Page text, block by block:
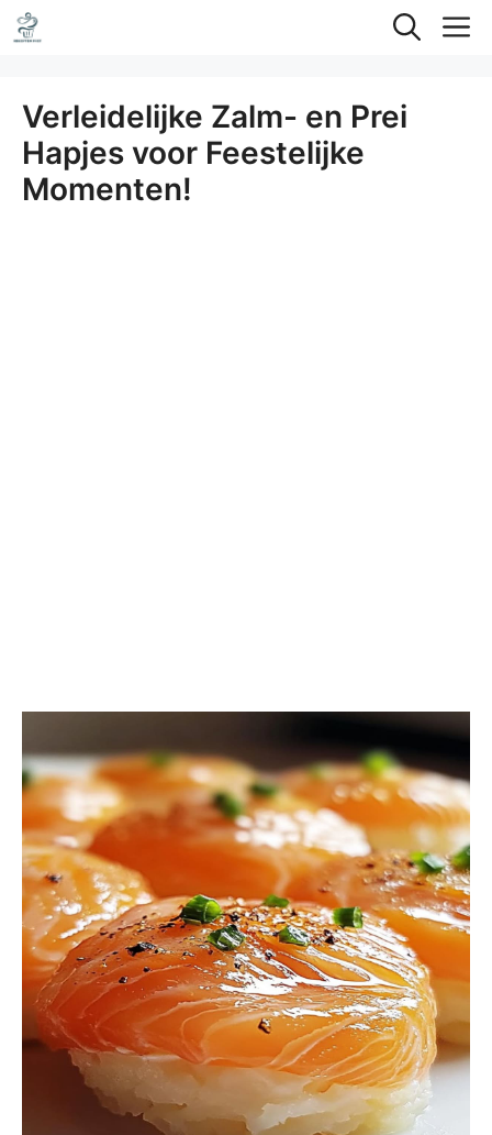
Ga
naar
inhoud
Verleidelijke Zalm- en Prei
Hapjes voor Feestelijke
Momenten!